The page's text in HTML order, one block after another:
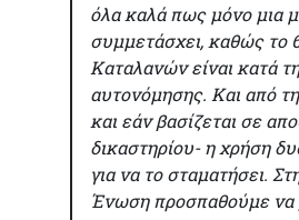
όλα καλά πως μόνο μια
συμμετάσχει, καθώς το
Καταλανών είναι κατά
αυτονόμησης. Και από
και εάν βασίζεται σε
δικαστηρίου- η χρήση
για να το σταματήσει.
Ένωση προσπαθούμε να